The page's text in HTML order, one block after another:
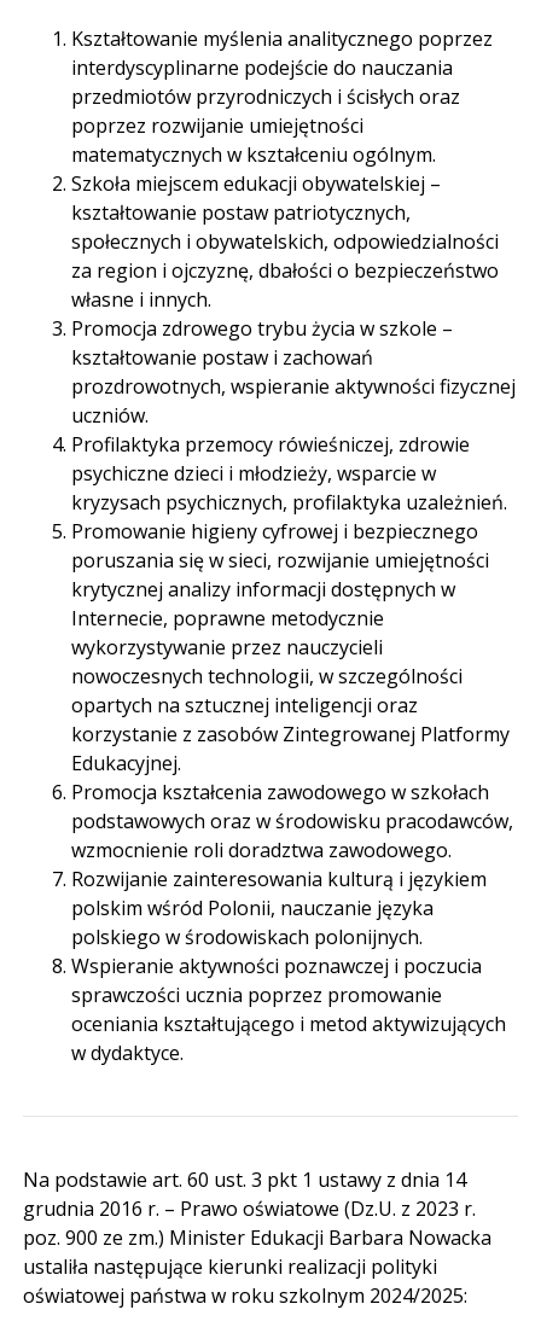
Kształtowanie myślenia analitycznego poprzez
interdyscyplinarne podejście do nauczania
przedmiotów przyrodniczych i ścisłych oraz
poprzez rozwijanie umiejętności
matematycznych w kształceniu ogólnym.
Szkoła miejscem edukacji obywatelskiej –
kształtowanie postaw patriotycznych,
społecznych i obywatelskich, odpowiedzialności
za region i ojczyznę, dbałości o bezpieczeństwo
własne i innych.
Promocja zdrowego trybu życia w szkole –
kształtowanie postaw i zachowań
prozdrowotnych, wspieranie aktywności fizycznej
uczniów.
Profilaktyka przemocy rówieśniczej, zdrowie
psychiczne dzieci i młodzieży, wsparcie w
kryzysach psychicznych, profilaktyka uzależnień.
Promowanie higieny cyfrowej i bezpiecznego
poruszania się w sieci, rozwijanie umiejętności
krytycznej analizy informacji dostępnych w
Internecie, poprawne metodycznie
wykorzystywanie przez nauczycieli
nowoczesnych technologii, w szczególności
opartych na sztucznej inteligencji oraz
korzystanie z zasobów Zintegrowanej Platformy
Edukacyjnej.
Promocja kształcenia zawodowego w szkołach
podstawowych oraz w środowisku pracodawców,
wzmocnienie roli doradztwa zawodowego.
Rozwijanie zainteresowania kulturą i językiem
polskim wśród Polonii, nauczanie języka
polskiego w środowiskach polonijnych.
Wspieranie aktywności poznawczej i poczucia
sprawczości ucznia poprzez promowanie
oceniania kształtującego i metod aktywizujących
w dydaktyce.
Na podstawie art. 60 ust. 3 pkt 1 ustawy z dnia 14
grudnia 2016 r. – Prawo oświatowe (Dz.U. z 2023 r.
poz. 900 ze zm.) Minister Edukacji Barbara Nowacka
ustaliła następujące kierunki realizacji polityki
oświatowej państwa w roku szkolnym 2024/2025: